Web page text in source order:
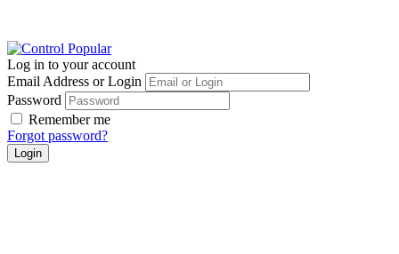
Log in to your account
Email Address or Login
Password
Remember me
Forgot password?
Login